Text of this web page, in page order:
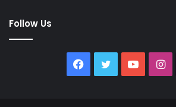
Follow Us
Facebook
TwitterYouTube